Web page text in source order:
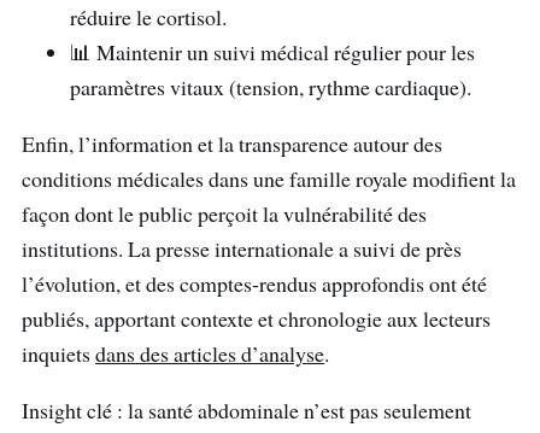
réduire le cortisol.
📊 Maintenir un suivi médical régulier pour les
paramètres vitaux (tension, rythme cardiaque).
Enfin, l’information et la transparence autour des
conditions médicales dans une famille royale modifient la
façon dont le public perçoit la vulnérabilité des
institutions. La presse internationale a suivi de près
l’évolution, et des comptes‑rendus approfondis ont été
publiés, apportant contexte et chronologie aux lecteurs
inquietsdans des articles d’analyse.
Insight clé : la santé abdominale n’est pas seulement